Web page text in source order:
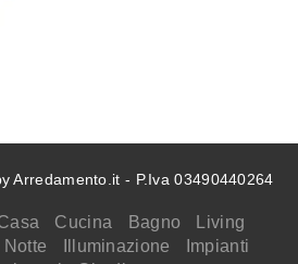
Arredamento.it - P.Iva 03490440264
Cucina Bagno
Living
Notte Illuminazione
Impianti